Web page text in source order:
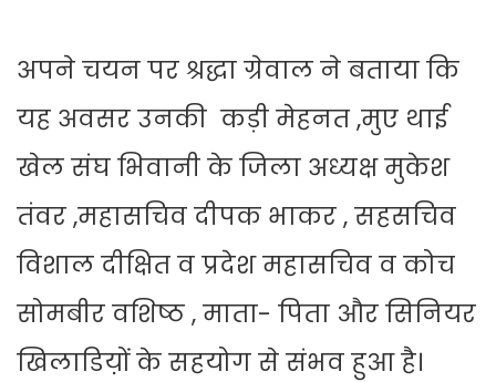
अपने चयन पर श्रद्धा ग्रेवाल ने बताया कि
यह अवसर उनकी कड़ी मेहनत ,मुए थाई
खेल संघ भिवानी के जिला अध्यक्ष मुकेश
तंवर ,महासचिव दीपक भाकर , सहसचिव
विशाल दीक्षित व प्रदेश महासचिव व कोच
सोमबीर वशिष्ठ , माता- पिता और सिनियर
खिलाडिय़ों के सहयोग से संभव हुआ है।